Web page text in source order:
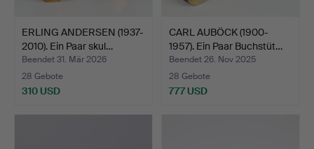
ERLING ANDERSEN (1937-
2010). Ein Paar skul…
Beendet 31. Mär 2026
28 Gebote
310 USD
CARL AUBÖCK (1900-
1957). Ein Paar Buchstüt…
Beendet 26. Nov 2025
28 Gebote
777 USD